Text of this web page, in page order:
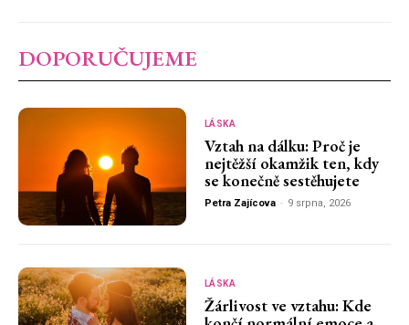
DOPORUČUJEME
LÁSKA
Vztah na dálku: Proč je
nejtěžší okamžik ten, kdy
se konečně sestěhujete
Petra Zajícova - 9 srpna, 2026
LÁSKA
Žárlivost ve vztahu: Kde